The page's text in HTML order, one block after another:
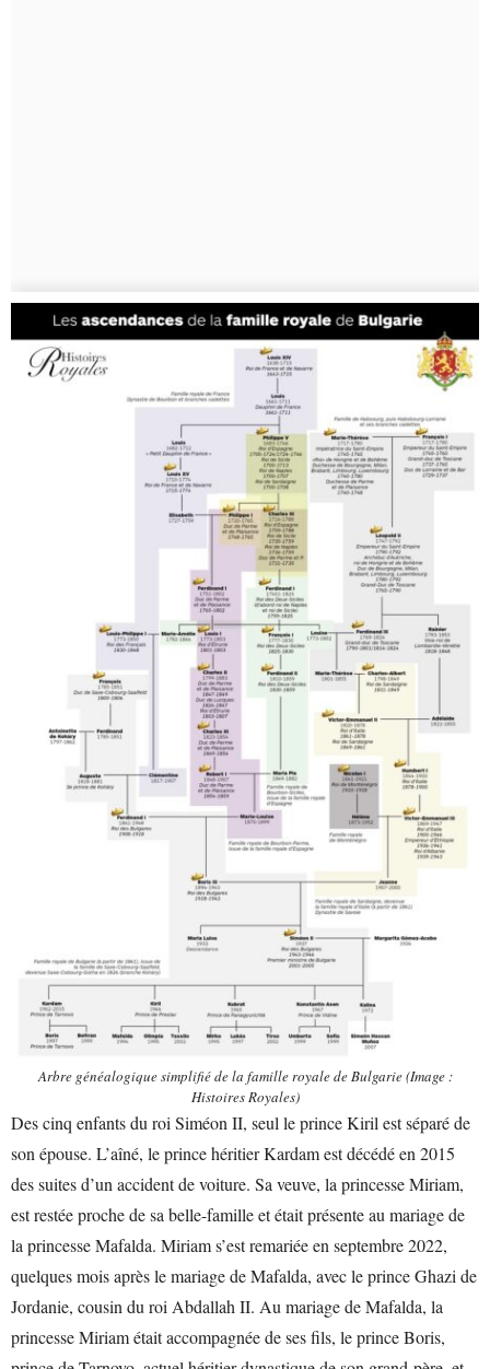
Arbre généalogique simplifié de la famille royale de Bulgarie (Image :
Histoires Royales)
Des cinq enfants du roi Siméon II, seul le prince Kiril est séparé de
son épouse. L’aîné, le prince héritier Kardam est décédé en 2015
des suites d’un accident de voiture. Sa veuve, la princesse Miriam,
est restée proche de sa belle-famille et était présente au mariage de
la princesse Mafalda. Miriam s’est remariée en septembre 2022,
quelques mois après le mariage de Mafalda, avec le prince Ghazi de
Jordanie, cousin du roi Abdallah II. Au mariage de Mafalda, la
princesse Miriam était accompagnée de ses fils, le prince Boris,